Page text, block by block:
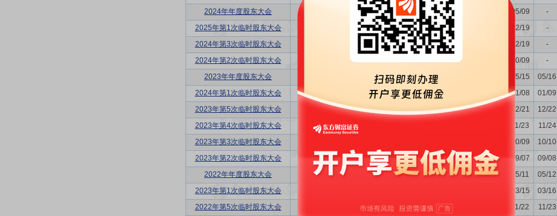
2024年年度股东大会
利润分配方案,年度报告(摘要)... 2025/05/15 2025/05/09 -
2025年第1次临时股东大会
购并,关联交易议案,增发新股的... 2025/02/25 2025/02/19 -
2024年第3次临时股东大会
2024/12/25 2024/12/19 -
2024年第2次临时股东大会
购并 2024/10/15 2024/10/09 -
2023年年度股东大会
利润分配方案,年度报告(摘要)... 2024/05/21 2024/05/15 05/16
2024年第1次临时股东大会
2024/01/12 2024/01/08 01/09
2023年第5次临时股东大会
- 2023/12/27 - 2023/12/21 12/22
2023年第4次临时股东大会
购并,关联交易议案 2023/11/23 11/24
2023年第3次临时股东大会
2023/10/09 10/10
2023年第2次临时股东大会
- 2023/09/13 - 2023/09/07 09/08
2022年年度股东大会
利润分配方案,年度报告(摘要)... 2023/05/16 - 2023/05/11 05/12
2023年第1次临时股东大会
2023/03/15 03/16
2022年第5次临时股东大会
2022/11/28 2022/11/22 11/23